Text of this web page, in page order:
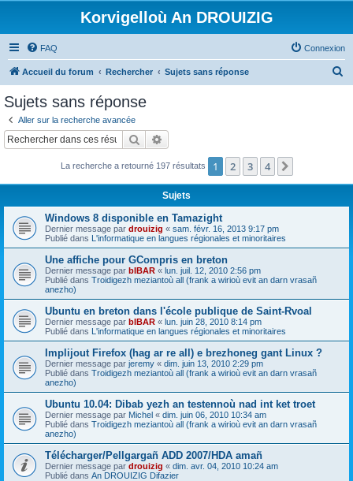
Korvigelloù An DROUIZIG
FAQ Connexion
Accueil du forum Rechercher Sujets sans réponse
c
Sujets sans réponse
Aller sur la recherche avancée
Rechercher
La recherche a retourné 197 résultats 1 2 3 4
Sujets
Windows 8 disponible en Tamazight
Dernier message par drouizig « sam. févr. 16, 2013 9:17 pm
Publié dans L'informatique en langues régionales et minoritaires
Une affiche pour GCompris en breton
Dernier message par bIBAR « lun. juil. 12, 2010 2:56 pm
Publié dans Troidigezh meziantoù all (frank a wirioù evit an darn vrasañ
anezho)
Ubuntu en breton dans l'école publique de Saint-Rvoal
Dernier message par bIBAR « lun. juin 28, 2010 8:14 pm
Publié dans L'informatique en langues régionales et minoritaires
Implijout Firefox (hag ar re all) e brezhoneg gant Linux ?
Dernier message par jeremy « dim. juin 13, 2010 2:29 pm
Publié dans Troidigezh meziantoù all (frank a wirioù evit an darn vrasañ
anezho)
Ubuntu 10.04: Dibab yezh an testennoù nad int ket troet
Dernier message par Michel « dim. juin 06, 2010 10:34 am
Publié dans Troidigezh meziantoù all (frank a wirioù evit an darn vrasañ
anezho)
Télécharger/Pellgargañ ADD 2007/HDA amañ
Dernier message par drouizig « dim. avr. 04, 2010 10:24 am
Publié dans An DROUIZIG Difazier